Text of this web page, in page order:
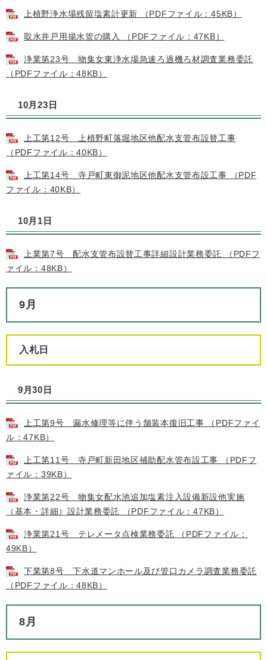
上植野浄水場残留塩素計更新 （PDFファイル：45KB）
取水井戸用揚水管の購入 （PDFファイル：47KB）
浄業第23号 物集女東浄水場急速ろ過機ろ材調査業務委託
（PDFファイル：48KB）
10月23日
上工第12号 上植野町落堀地区他配水支管布設替工事
（PDFファイル：40KB）
上工第14号 寺戸町東御泥地区他配水支管布設工事 （PDF
ファイル：40KB）
10月1日
上業第7号 配水支管布設替工事詳細設計業務委託 （PDFフ
ァイル：48KB）
9月
入札日
9月30日
上工第9号 漏水修理等に伴う舗装本復旧工事 （PDFファイ
ル：47KB）
上工第11号 寺戸町新田地区補助配水管布設工事 （PDFフ
ァイル：39KB）
浄業第22号 物集女配水池追加塩素注入設備新設他実施
（基本・詳細）設計業務委託 （PDFファイル：47KB）
浄業第21号 テレメータ点検業務委託 （PDFファイル：
49KB）
下業第8号 下水道マンホール及び管口カメラ調査業務委託
（PDFファイル：48KB）
8月